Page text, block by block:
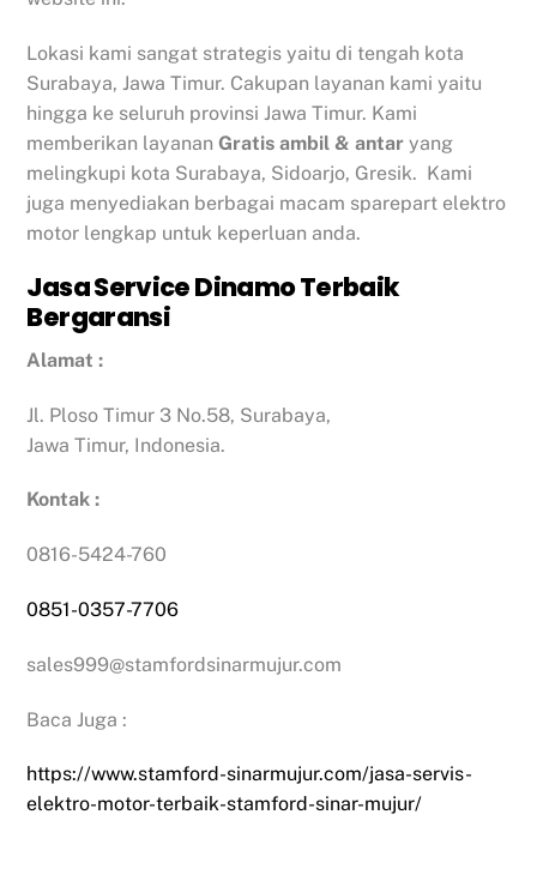
Lokasi kami sangat strategis yaitu di tengah kota
Surabaya, Jawa Timur. Cakupan layanan kami yaitu
hingga ke seluruh provinsi Jawa Timur. Kami
memberikan layananGratis ambil & antar yang
melingkupi kota Surabaya, Sidoarjo, Gresik. Kami
juga menyediakan berbagai macam sparepart elektro
motor lengkap untuk keperluan anda.
Jasa Service Dinamo Terbaik
Bergaransi
Alamat :
Jl. Ploso Timur 3 No.58, Surabaya,
Jawa Timur, Indonesia.
Kontak :
0816-5424-760
0851-0357-7706
sales999@stamfordsinarmujur.com
Baca Juga :
https://www.stamford-sinarmujur.com/jasa-servis-
elektro-motor-terbaik-stamford-sinar-mujur/